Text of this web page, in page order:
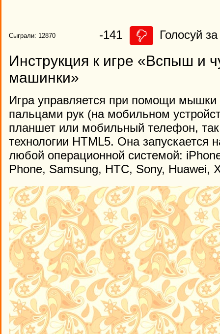
Сыграли: 12870 -141 Голосуй
Инструкция к игре «Вспыш и
машинки»
Игра управляется при помощи
пальцами рук (на мобильном
планшет или мобильный телефон,
технологии HTML5. Она запускается
любой операционной системой:
Phone, Samsung, HTC, Sony, Huawei,